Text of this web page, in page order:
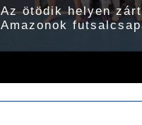
Az ötödik helyen
Amazonok